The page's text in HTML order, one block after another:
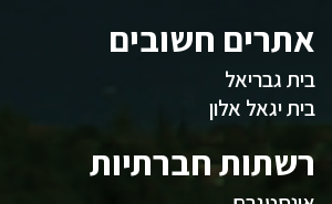
אתרים חשובים
בית גבריאל
בית יגאל אלון
רשתות חברתיות